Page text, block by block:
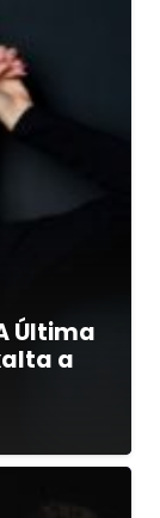
Última
a